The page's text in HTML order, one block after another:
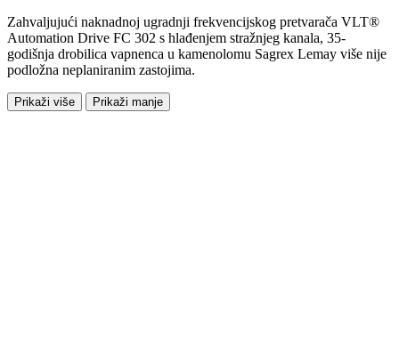
Zahvaljujući naknadnoj ugradnji frekvencijskog pretvarača VLT®
Automation Drive FC 302 s hlađenjem stražnjeg kanala, 35-
godišnja drobilica vapnenca u kamenolomu Sagrex Lemay više nije
podložna neplaniranim zastojima.
Prikaži više Prikaži manje